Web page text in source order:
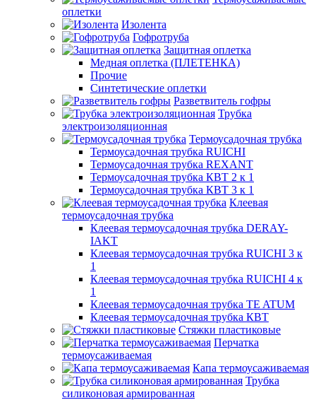
оплетки
Изолента
Гофротруба
Защитная оплетка
Медная оплетка (ПЛЕТЕНКА)
Прочие
Синтетические оплетки
Разветвитель гофры
Трубка
электроизоляционная
Термоусадочная трубка
Термоусадочная трубка RUICHI
Термоусадочная трубка REXANT
Термоусадочная трубка КВТ 2 к 1
Термоусадочная трубка КВТ 3 к 1
Клеевая
термоусадочная трубка
Клеевая термоусадочная трубка DERAY-
IAKT
Клеевая термоусадочная трубка RUICHI 3 к
1
Клеевая термоусадочная трубка RUICHI 4 к
1
Клеевая термоусадочная трубка TE ATUM
Клеевая термоусадочная трубка КВТ
Стяжки пластиковые
Перчатка
термоусаживаемая
Капа термоусаживаемая
Трубка
силиконовая армированная